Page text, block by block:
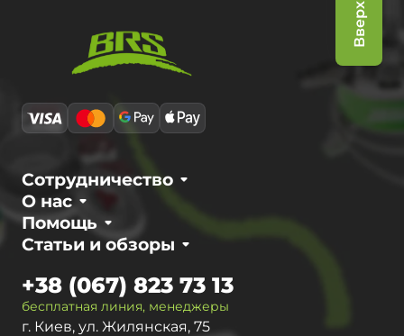
Вверх
О нас
Сотрудничество
Статьи и обзоры
Помощь
бесплатная линия, менеджеры
+38 (067) 823 73 13
г. Киев, ул. Жилянская, 75